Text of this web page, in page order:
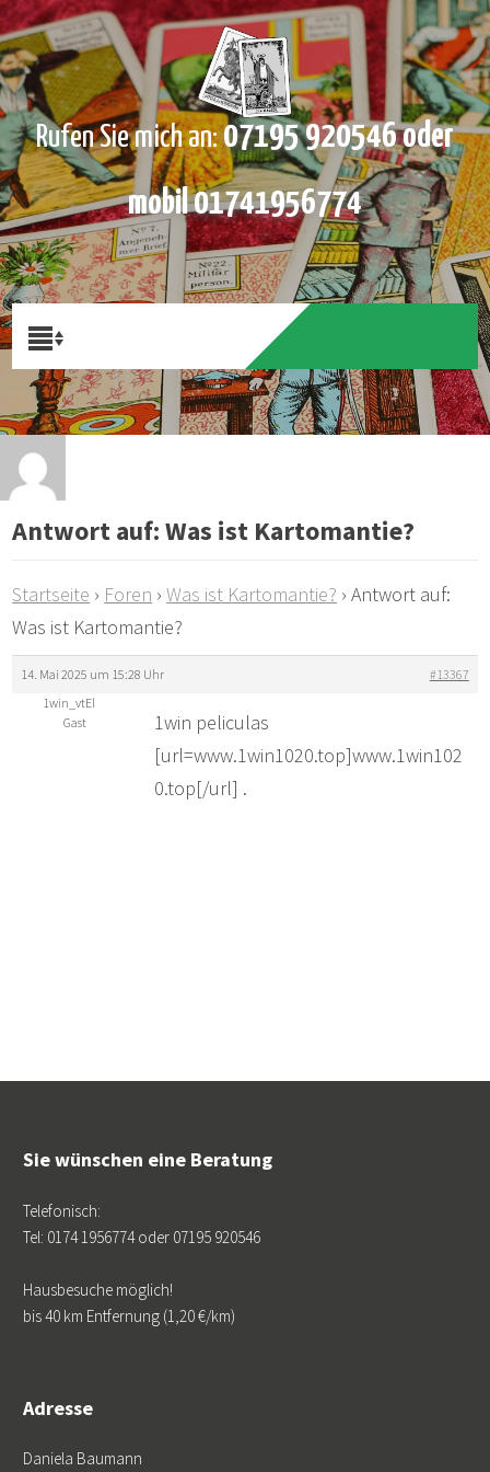
Rufen Sie mich an:07195 920546 oder
mobil 01741956774
Antwort auf: Was ist Kartomantie?
Startseite › Foren › Was ist Kartomantie? › Antwort auf:
Was ist Kartomantie?
14. Mai 2025 um 15:28 Uhr
#13367
1win_vtEl
Gast
1win peliculas
[url=www.1win1020.top]www.1win102
0.top[/url] .
Sie wünschen eine Beratung
Telefonisch:
Tel: 0174 1956774 oder 07195 920546
Hausbesuche möglich!
bis 40 km Entfernung (1,20 €/km)
Adresse
Daniela Baumann